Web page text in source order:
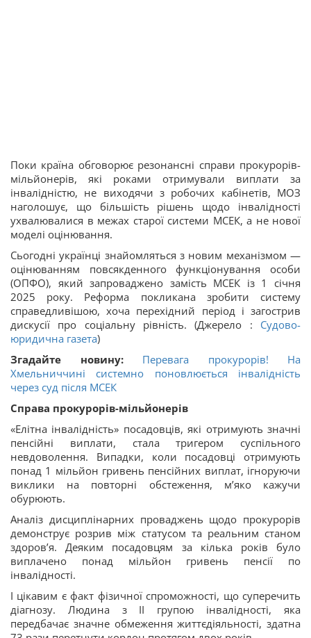
Поки країна обговорює резонансні справи прокурорів-
мільйонерів, які роками отримували виплати за
інвалідністю, не виходячи з робочих кабінетів, МОЗ
наголошує, що більшість рішень щодо інвалідності
ухвалювалися в межах старої системи МСЕК, а не нової
моделі оцінювання.
Сьогодні українці знайомляться з новим механізмом —
оцінюванням повсякденного функціонування особи
(ОПФО), який запроваджено замість МСЕК із 1 січня
2025 року. Реформа покликана зробити систему
справедливішою, хоча перехідний період і загострив
дискусії про соціальну рівність. (Джерело : Судово-
юридична газета)
Згадайте новину:
Перевага прокурорів! На
Хмельниччині системно поновлюється інвалідність
через суд після МСЕК
Справа прокурорів-мільйонерів
«Елітна інвалідність» посадовців, які отримують значні
пенсійні виплати, стала тригером суспільного
невдоволення. Випадки, коли посадовці отримують
понад 1 мільйон гривень пенсійних виплат, ігноруючи
виклики на повторні обстеження, м’яко кажучи
обурюють.
Аналіз дисциплінарних проваджень щодо прокурорів
демонструє розрив між статусом та реальним станом
здоров’я. Деяким посадовцям за кілька років було
виплачено понад мільйон гривень пенсії по
інвалідності.
І цікавим є факт фізичної спроможності, що суперечить
діагнозу. Людина з ІІ групою інвалідності, яка
передбачає значне обмеження життєдіяльності, здатна